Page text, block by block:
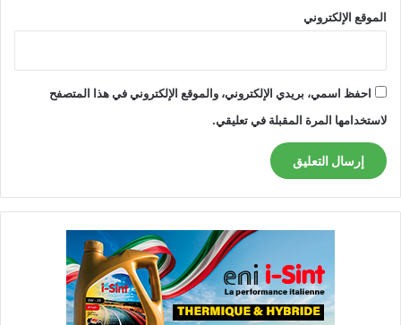
الموقع الإلكتروني
احفظ اسمي، بريدي الإلكتروني، والموقع الإلكتروني في هذا المتصفح
لاستخدامها المرة المقبلة في تعليقي.